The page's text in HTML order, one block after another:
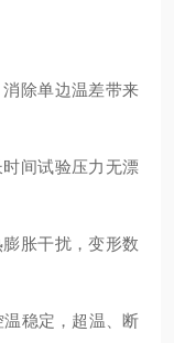
除单边温差带来
间试验压力无漂
胀干扰，变形数
稳定，超温、断